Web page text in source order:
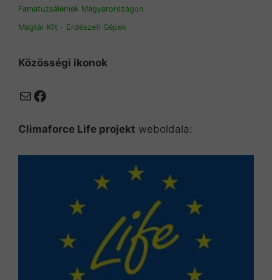
Famatuzsálemek Magyarországon
Magtár Kft - Erdészeti Gépek
Közösségi ikonok
MailFacebook
Climaforce Life projekt weboldala: